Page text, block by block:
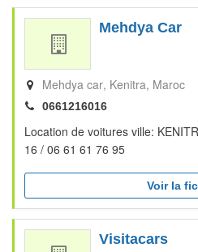
Mehdya Car
Mehdya car Kenitra Maroc
0661216016
Location de voitures ville:
16 / 06 61 61 76 95
Voir la
Visitacars